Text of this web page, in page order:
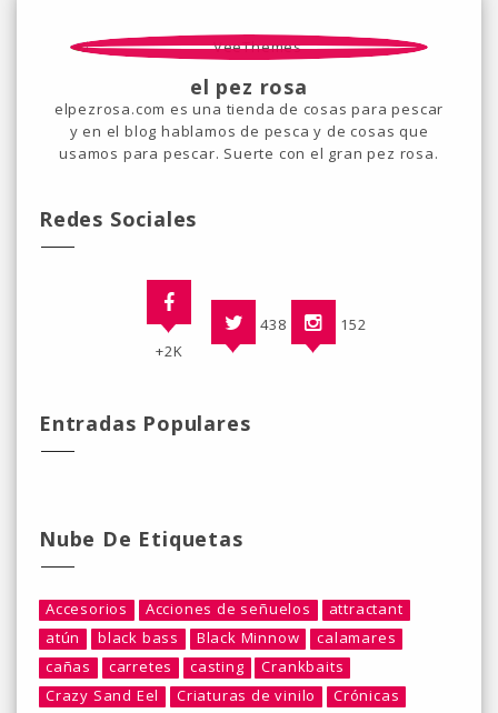
el pez rosa
elpezrosa.com es una tienda de cosas para pescar
y en el blog hablamos de pesca y de cosas que
usamos para pescar. Suerte con el gran pez rosa.
Redes Sociales
+2K
438 152
Entradas Populares
Nube De Etiquetas
Accesorios Acciones de señuelos
attractant
atún
black bass Black Minnow
calamares
cañas
carretes casting
Crankbaits
Crazy Sand Eel
Criaturas de vinilo
Crónicas